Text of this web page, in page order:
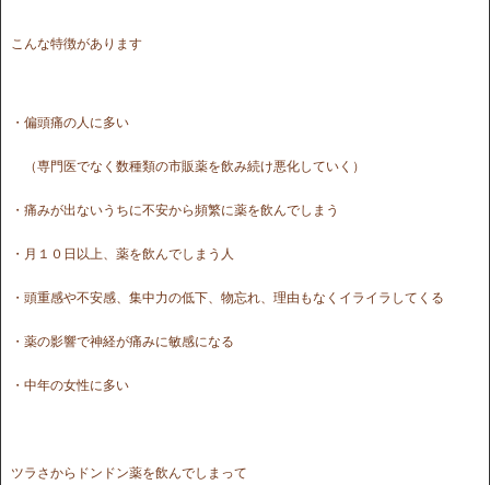
こんな特徴があります
・偏頭痛の人に多い
（専門医でなく数種類の市販薬を飲み続け悪化していく）
・痛みが出ないうちに不安から頻繁に薬を飲んでしまう
・月１０日以上、薬を飲んでしまう人
・頭重感や不安感、集中力の低下、物忘れ、理由もなくイライラしてくる
・薬の影響で神経が痛みに敏感になる
・中年の女性に多い
ツラさからドンドン薬を飲んでしまって